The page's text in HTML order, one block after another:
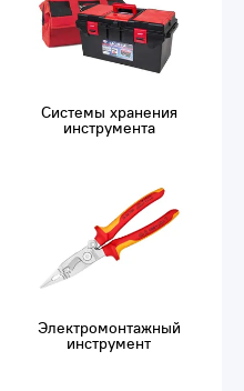
Системы хранения
инструмента
Электромонтажный
инструмент